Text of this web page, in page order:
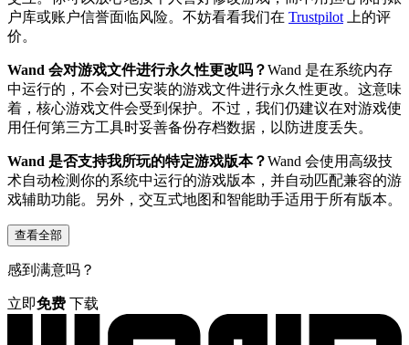
户库或账户信誉面临风险。不妨看看我们在 Trustpilot 上的评
价。
Wand 会对游戏文件进行永久性更改吗？Wand 是在系统内存
中运行的，不会对已安装的游戏文件进行永久性更改。这意味
着，核心游戏文件会受到保护。不过，我们仍建议在对游戏使
用任何第三方工具时妥善备份存档数据，以防进度丢失。
Wand 是否支持我所玩的特定游戏版本？Wand 会使用高级技
术自动检测你的系统中运行的游戏版本，并自动匹配兼容的游
戏辅助功能。另外，交互式地图和智能助手适用于所有版本。
查看全部
感到满意吗？
立即免费 下载